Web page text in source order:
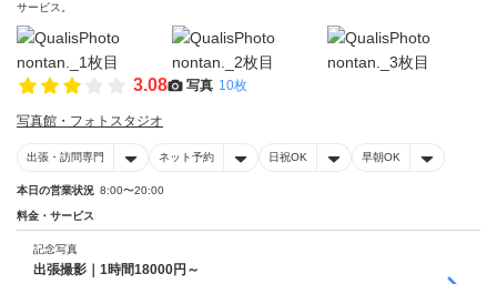
サービス。
3.08 写真 10枚
写真館・フォトスタジオ
出張・訪問専門 ネット予約 日祝OK 早朝OK
本日の営業状況 8:00〜20:00
料金・サービス
記念写真
出張撮影｜1時間18000円～